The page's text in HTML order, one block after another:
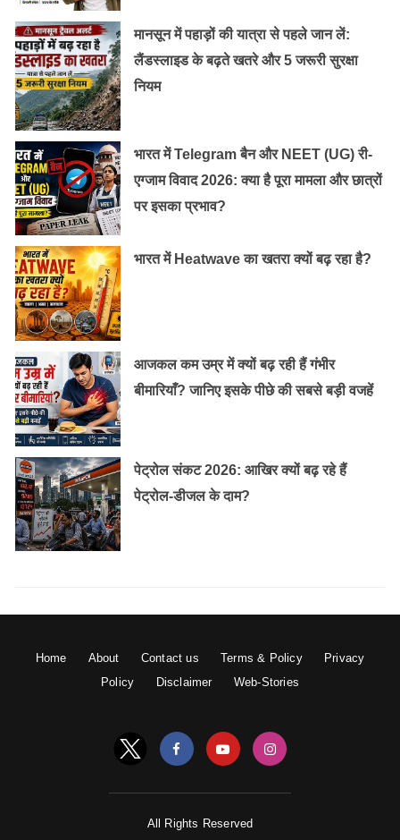
मानसून में पहाड़ों की यात्रा से पहले जान लें:
लैंडस्लाइड के बढ़ते खतरे और 5 जरूरी सुरक्षा
नियम
भारत में Telegram बैन और NEET (UG) री-
एग्जाम विवाद 2026: क्या है पूरा मामला और छात्रों
पर इसका प्रभाव?
भारत में Heatwave का खतरा क्यों बढ़ रहा है?
आजकल कम उम्र में क्यों बढ़ रही हैं गंभीर
बीमारियाँ? जानिए इसके पीछे की सबसे बड़ी वजहें
पेट्रोल संकट 2026: आखिर क्यों बढ़ रहे हैं
पेट्रोल-डीजल के दाम?
Home About Contact us Terms & Policy
Privacy
Policy
Disclaimer Web-Stories
All Rights Reserved